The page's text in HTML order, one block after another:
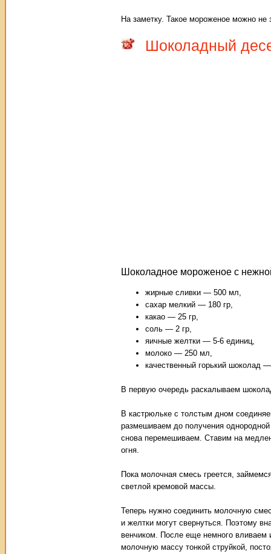
На заметку. Такое мороженое можно не
Шоколадный
Шоколадное мороженое с
жирные сливки — 500 мл,
сахар мелкий — 180 гр,
какао — 25 гр,
соль — 2 гр,
яичные желтки — 5-6 единиц,
молоко — 250 мл,
качественный горький шоколад
В первую очередь раскалываем
В кастрюльке с толстым дном
размешиваем до получения
снова перемешиваем. Ставим на
огня.
Пока молочная смесь греется,
светлой кремовой массы.
Теперь нужно соединить молочную
и желтки могут свернуться. Поэтому
венчиком. После еще немного вливаем
молочную массу тонкой струйкой,